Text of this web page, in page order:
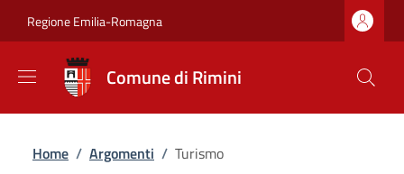
Regione Emilia-Romagna
Comune di Rimini
Briciole di pane
Home / Argomenti / Turismo